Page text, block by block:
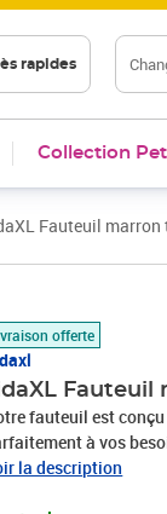
rapides
Collection
Fauteuil marron
offerte
Fauteuil
fauteuil est
à vos
de coussins
la description
barré 168,99 €
135,89€